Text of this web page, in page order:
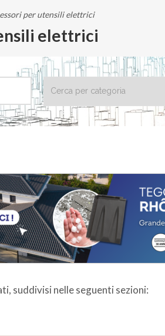
per utensili elettrici
elettrici
suddivisi nelle seguenti sezioni: